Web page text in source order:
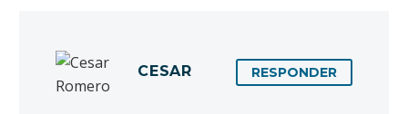
CESAR RESPONDER